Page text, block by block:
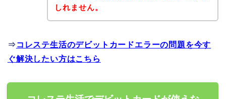
しれません。
⇒ コレステ生活のデビットカードエラーの問題を今す
ぐ解決したい方はこちら